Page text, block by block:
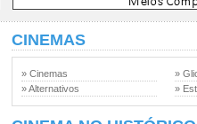
CINEMAS
» Cinemas
» Alternativos
»
»